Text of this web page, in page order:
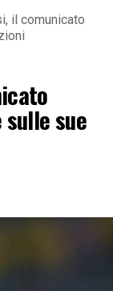
il comunicato
sue